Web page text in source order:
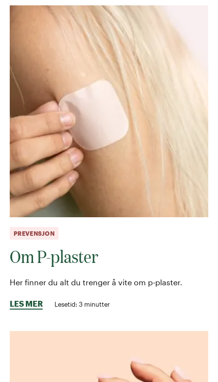
PREVENSJON
Om P-plaster
Her finner du alt du trenger å vite om p-plaster.
LES MER Lesetid: 3 minutter